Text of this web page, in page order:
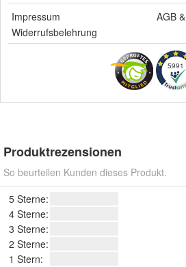
Impressum
AGB &
Widerrufsbelehrung
5991
Produktrezensionen
So beurteilen Kunden dieses Produkt.
5 Sterne:
4 Sterne:
3 Sterne:
2 Sterne:
1 Stern: